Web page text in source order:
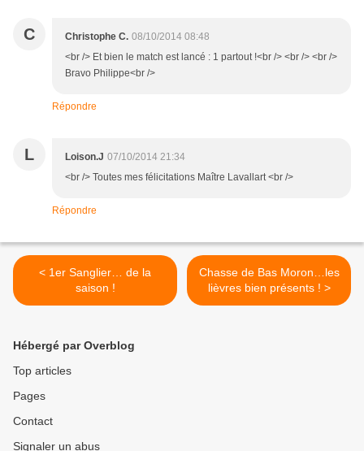
C Christophe C. 08/10/2014 08:48
<br /> Et bien le match est lancé : 1 partout !<br /> <br /> <br />
Bravo Philippe<br />
Répondre
L Loison.J 07/10/2014 21:34
<br /> Toutes mes félicitations Maître Lavallart <br />
Répondre
< 1er Sanglier… de la
saison !
Chasse de Bas Moron…les
lièvres bien présents ! >
Hébergé par Overblog
Top articles
Pages
Contact
Signaler un abus